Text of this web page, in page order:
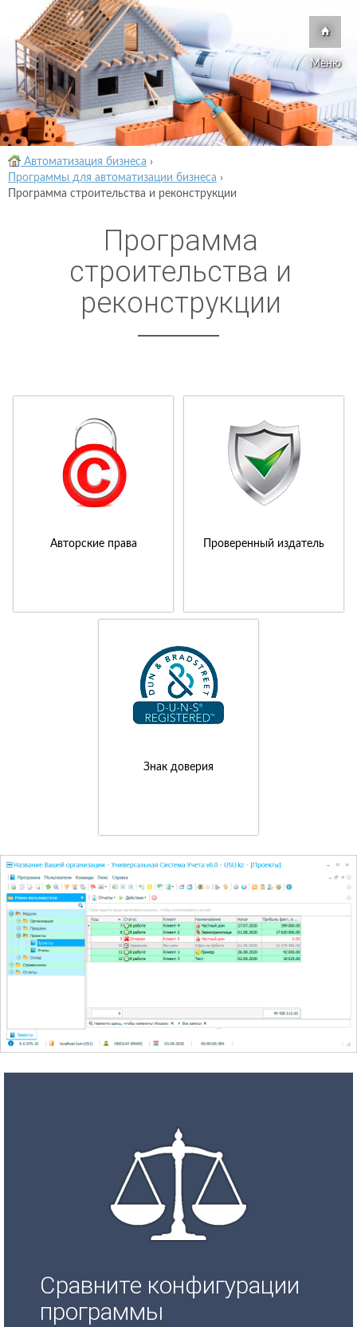
Меню
Автоматизация бизнеса ›
Программы для автоматизации бизнеса ›
Программа строительства и реконструкции
Программа
строительства и
реконструкции
Авторские права Проверенный издатель
Знак доверия
Сравните конфигурации
программы